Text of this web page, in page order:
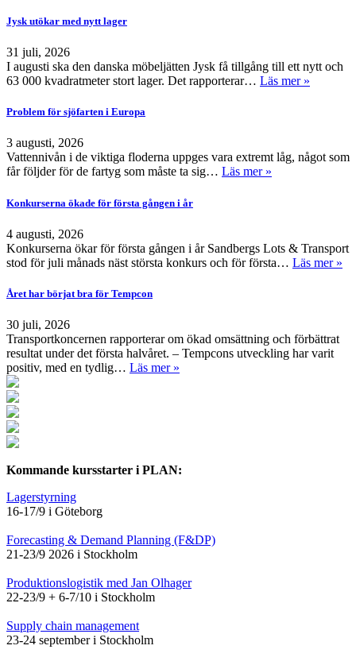
Jysk utökar med nytt lager
31 juli, 2026
I augusti ska den danska möbeljätten Jysk få tillgång till ett nytt och
63 000 kvadratmeter stort lager. Det rapporterar… Läs mer »
Problem för sjöfarten i Europa
3 augusti, 2026
Vattennivån i de viktiga floderna uppges vara extremt låg, något som
får följder för de fartyg som måste ta sig… Läs mer »
Konkurserna ökade för första gången i år
4 augusti, 2026
Konkurserna ökar för första gången i år Sandbergs Lots & Transport
stod för juli månads näst största konkurs och för första… Läs mer »
Året har börjat bra för Tempcon
30 juli, 2026
Transportkoncernen rapporterar om ökad omsättning och förbättrat
resultat under det första halvåret. – Tempcons utveckling har varit
positiv, med en tydlig… Läs mer »
Kommande kursstarter i PLAN:
Lagerstyrning
16-17/9 i Göteborg
Forecasting & Demand Planning (F&DP)
21-23/9 2026 i Stockholm
Produktionslogistik med Jan Olhager
22-23/9 + 6-7/10 i Stockholm
Supply chain management
23-24 september i Stockholm